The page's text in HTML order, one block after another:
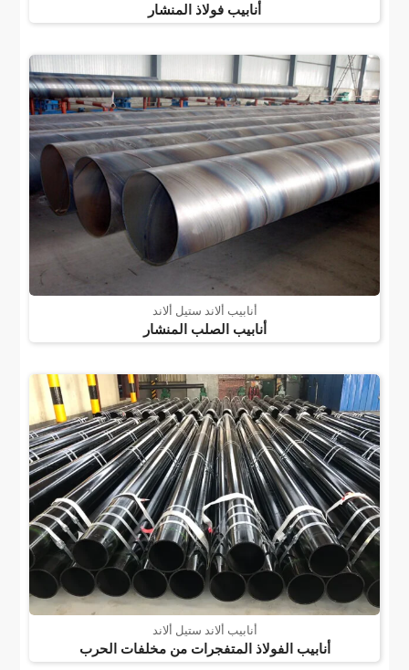
أنابيب فولاذ المنشار
أنابيب ألاند ستيل ألاند
أنابيب الصلب المنشار
أنابيب ألاند ستيل ألاند
أنابيب الفولاذ المتفجرات من مخلفات الحرب